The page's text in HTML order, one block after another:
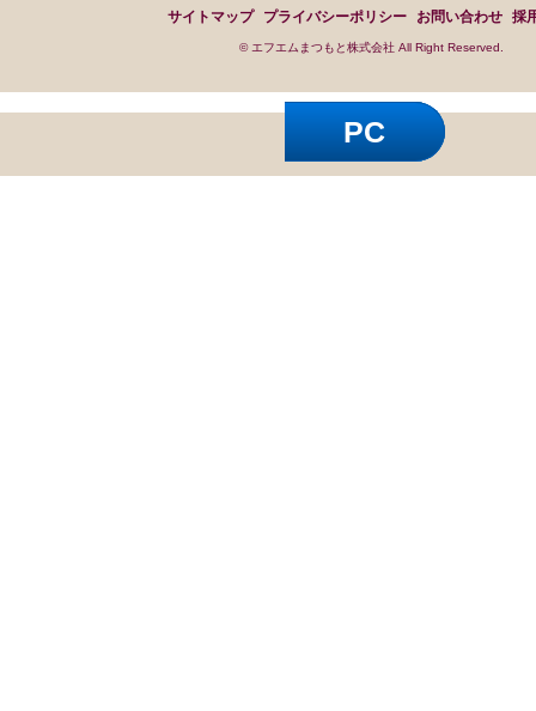
サイトマップ
プライバシーポリシー お問い合わせ 採
© エフエムまつもと株式会社 All Right Reserved.
PC